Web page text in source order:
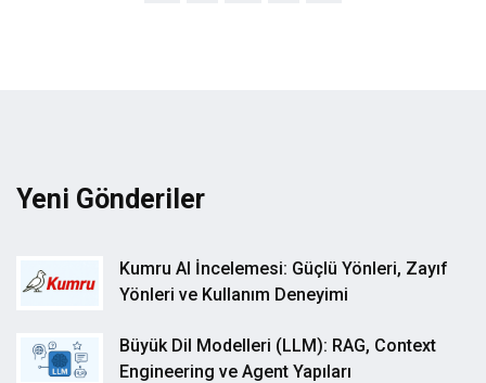
Yeni Gönderiler
Kumru AI İncelemesi: Güçlü Yönleri, Zayıf
Yönleri ve Kullanım Deneyimi
Büyük Dil Modelleri (LLM): RAG, Context
Engineering ve Agent Yapıları